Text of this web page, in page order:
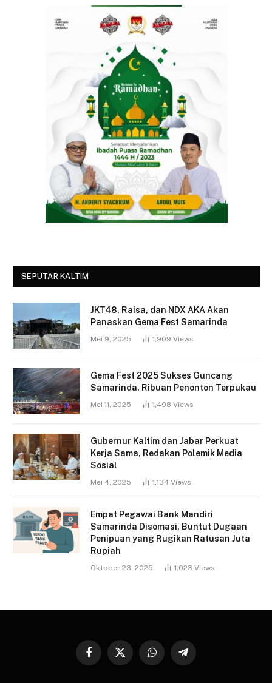
SEPUTAR KALTIM
JKT48, Raisa, dan NDX AKA Akan
Panaskan Gema Fest Samarinda
Mei 9, 2025 1,909 Views
Gema Fest 2025 Sukses Guncang
Samarinda, Ribuan Penonton Terpukau
Mei 11, 2025 1,498 Views
Gubernur Kaltim dan Jabar Perkuat
Kerja Sama, Redakan Polemik Media
Sosial
Mei 4, 2025 1,134 Views
Empat Pegawai Bank Mandiri
Samarinda Disomasi, Buntut Dugaan
Penipuan yang Rugikan Ratusan Juta
Rupiah
Oktober 23, 2025 1,023 Views
Facebook
X
WhatsAppTelegram